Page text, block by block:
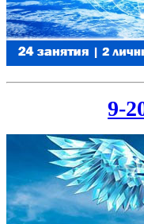
9-